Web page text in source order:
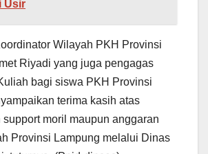
Usir
Wilayah PKH Provinsi
Riyadi yang juga pengagas
bagi siswa PKH Provinsi
terima kasih atas
moril maupun anggaran
Provinsi Lampung melalui Dinas